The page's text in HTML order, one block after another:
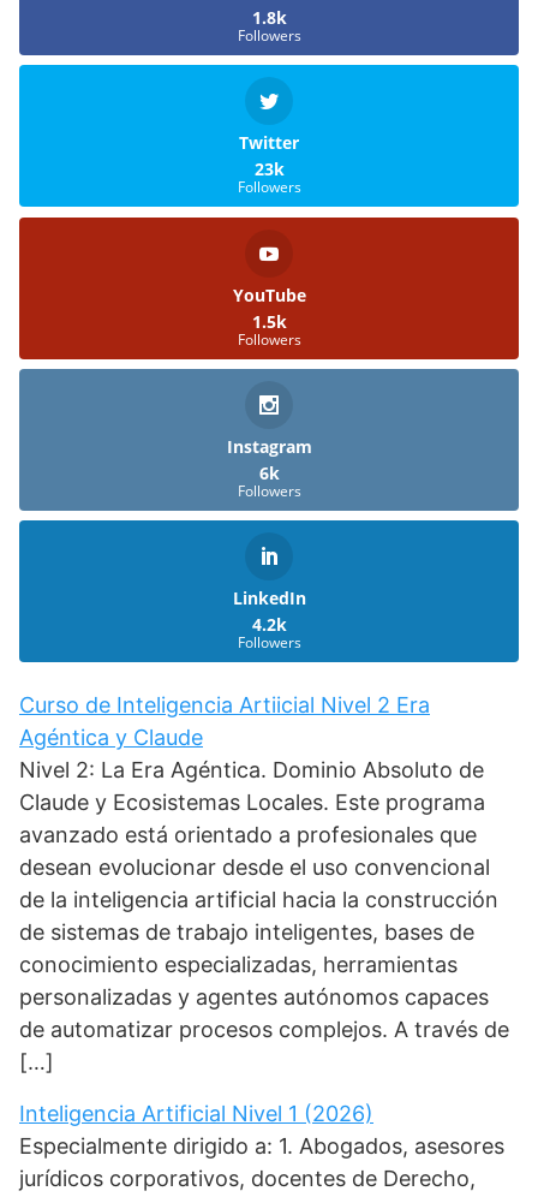
1.8k
Followers
Twitter
23k
Followers
YouTube
1.5k
Followers
Instagram
6k
Followers
LinkedIn
4.2k
Followers
Curso de Inteligencia Artiicial Nivel 2 Era
Agéntica y Claude
Nivel 2: La Era Agéntica. Dominio Absoluto de
Claude y Ecosistemas Locales. Este programa
avanzado está orientado a profesionales que
desean evolucionar desde el uso convencional
de la inteligencia artificial hacia la construcción
de sistemas de trabajo inteligentes, bases de
conocimiento especializadas, herramientas
personalizadas y agentes autónomos capaces
de automatizar procesos complejos. A través de
[…]
Inteligencia Artificial Nivel 1 (2026)
Especialmente dirigido a: 1. Abogados, asesores
jurídicos corporativos, docentes de Derecho,